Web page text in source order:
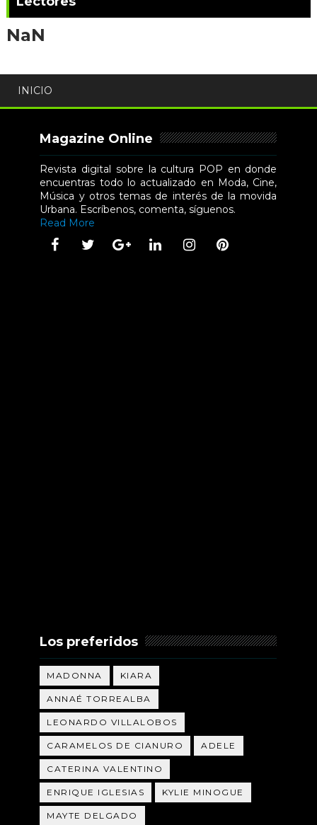
NaN
INICIO
Magazine Online
Revista digital sobre la cultura POP en donde
encuentras todo lo actualizado en Moda, Cine,
Música y otros temas de interés de la movida
Urbana. Escríbenos, comenta, síguenos.
Read More
Los preferidos
MADONNA KIARA
ANNAÉ TORREALBA
LEONARDO VILLALOBOS
CARAMELOS DE CIANURO ADELE
CATERINA VALENTINO
ENRIQUE IGLESIAS KYLIE MINOGUE
MAYTE DELGADO